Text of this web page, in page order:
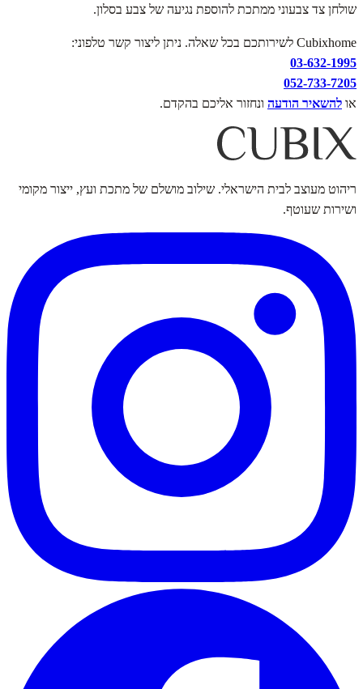
שולחן צד צבעוני ממתכת להוספת נגיעה של צבע בסלון.
Cubixhome לשירותכם בכל שאלה. ניתן ליצור קשר טלפוני:
03-632-1995
052-733-7205
או להשאיר הודעה ונחזור אליכם בהקדם.
ריהוט מעוצב לבית הישראלי. שילוב מושלם של מתכת ועץ, ייצור מקומי
ושירות שעוטף.